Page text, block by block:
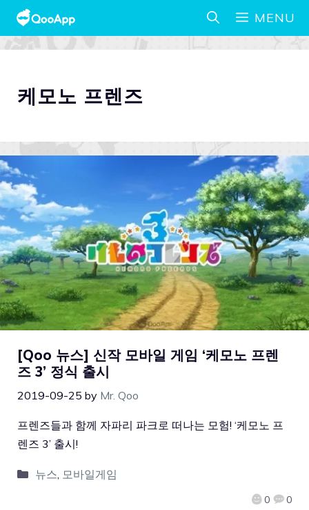
MENU
케모노 프렌즈
[Qoo 뉴스] 신작 모바일 게임 ‘케모노 프렌
즈 3’ 정식 출시
2019-09-25 by Mr. Qoo
0 0
프렌즈들과 함께 자파리 파크로 떠나는 모험! ‘케모노 프
렌즈 3’ 출시!
뉴스, 모바일게임